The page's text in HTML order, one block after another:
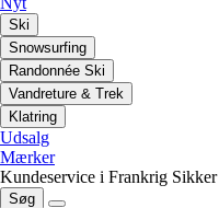
Ski
Snowsurfing
Randonnée Ski
Vandreture & Trek
Klatring
Udsalg
Mærker
Kundeservice i Frankrig
Søg